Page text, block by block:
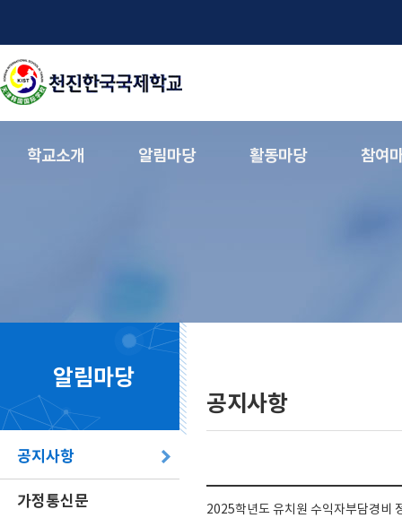
학교소개 알림마당 활동마당 참여
알림마당
공지사항
가정통신문
공지사항
2025학년도 유치원 수익자부담경비